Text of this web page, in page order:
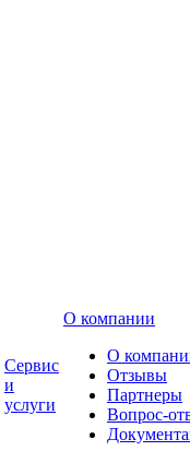
Сервис
и
услуги
О компании
О
Отзывы
Партнеры
Вопрос-